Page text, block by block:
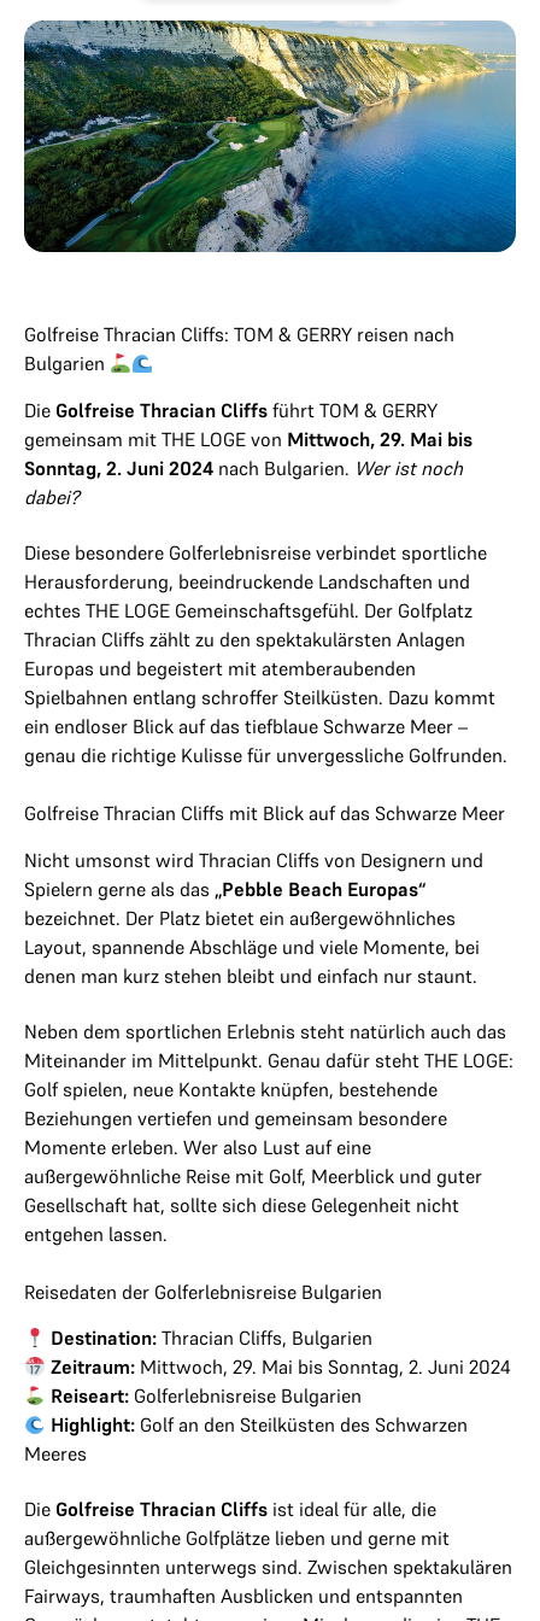
Golfreise Thracian Cliffs: TOM & GERRY reisen nach
Bulgarien
Die Golfreise Thracian Cliffs führt TOM & GERRY
gemeinsam mit THE LOGE von Mittwoch, 29. Mai bis
Sonntag, 2. Juni 2024 nach Bulgarien. Wer ist noch
dabei?
Diese besondere Golferlebnisreise verbindet sportliche
Herausforderung, beeindruckende Landschaften und
echtes THE LOGE Gemeinschaftsgefühl. Der Golfplatz
Thracian Cliffs zählt zu den spektakulärsten Anlagen
Europas und begeistert mit atemberaubenden
Spielbahnen entlang schroffer Steilküsten. Dazu kommt
ein endloser Blick auf das tiefblaue Schwarze Meer –
genau die richtige Kulisse für unvergessliche Golfrunden.
Golfreise Thracian Cliffs mit Blick auf das Schwarze Meer
Nicht umsonst wird Thracian Cliffs von Designern und
Spielern gerne als das „Pebble Beach Europas“
bezeichnet. Der Platz bietet ein außergewöhnliches
Layout, spannende Abschläge und viele Momente, bei
denen man kurz stehen bleibt und einfach nur staunt.
Neben dem sportlichen Erlebnis steht natürlich auch das
Miteinander im Mittelpunkt. Genau dafür steht THE LOGE:
Golf spielen, neue Kontakte knüpfen, bestehende
Beziehungen vertiefen und gemeinsam besondere
Momente erleben. Wer also Lust auf eine
außergewöhnliche Reise mit Golf, Meerblick und guter
Gesellschaft hat, sollte sich diese Gelegenheit nicht
entgehen lassen.
Reisedaten der Golferlebnisreise Bulgarien
Destination: Thracian Cliffs, Bulgarien
Zeitraum: Mittwoch, 29. Mai bis Sonntag, 2. Juni 2024
Reiseart: Golferlebnisreise Bulgarien
Highlight: Golf an den Steilküsten des Schwarzen
Meeres
Die Golfreise Thracian Cliffs ist ideal für alle, die
außergewöhnliche Golfplätze lieben und gerne mit
Gleichgesinnten unterwegs sind. Zwischen spektakulären
Fairways, traumhaften Ausblicken und entspannten